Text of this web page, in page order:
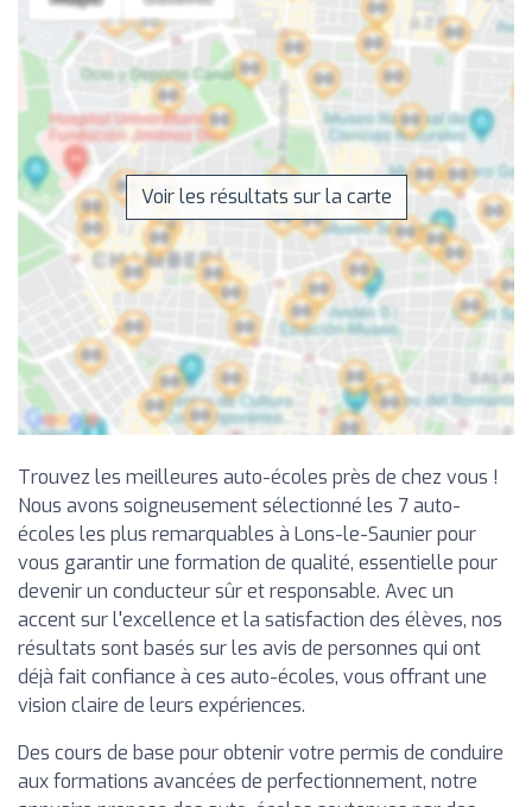
Voir les résultats sur la carte
Trouvez les meilleures auto-écoles près de chez vous !
Nous avons soigneusement sélectionné les 7 auto-
écoles les plus remarquables à Lons-le-Saunier pour
vous garantir une formation de qualité, essentielle pour
devenir un conducteur sûr et responsable. Avec un
accent sur l'excellence et la satisfaction des élèves, nos
résultats sont basés sur les avis de personnes qui ont
déjà fait confiance à ces auto-écoles, vous offrant une
vision claire de leurs expériences.
Des cours de base pour obtenir votre permis de conduire
aux formations avancées de perfectionnement, notre